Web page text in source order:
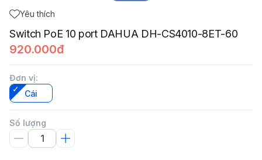
Yêu thích
Switch PoE 10 port DAHUA DH-CS4010-8ET-60
920.000đ
Đơn vị:
Cái
Số lượng